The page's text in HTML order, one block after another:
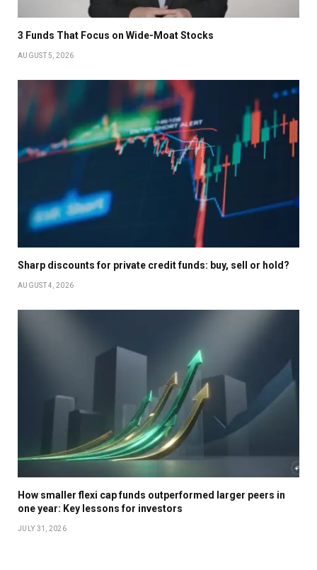
3 Funds That Focus on Wide-Moat Stocks
AUGUST 5, 2026
Sharp discounts for private credit funds: buy, sell or hold?
AUGUST 4, 2026
How smaller flexi cap funds outperformed larger peers in
one year: Key lessons for investors
JULY 31, 2026